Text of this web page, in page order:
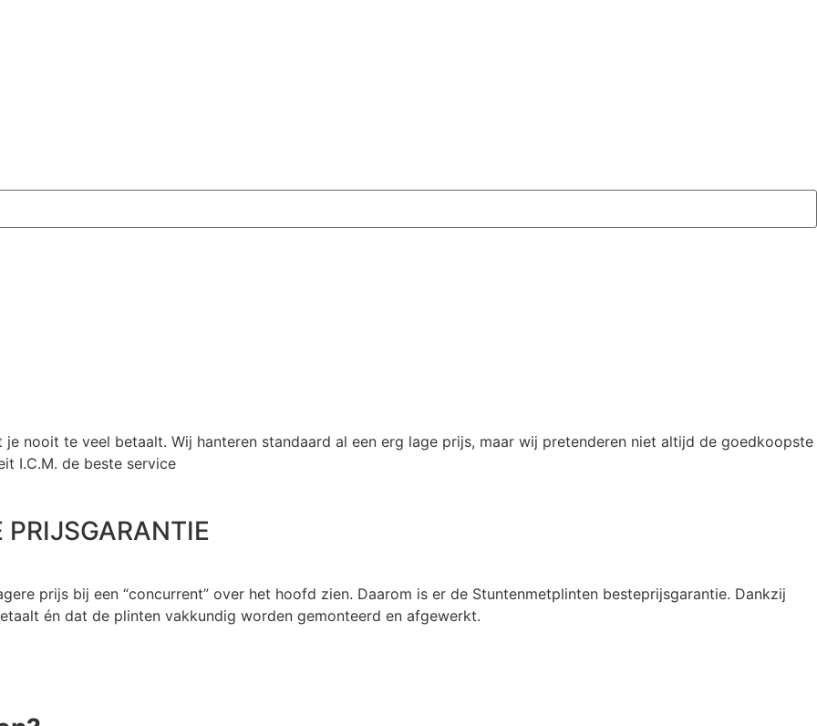
nooit te veel betaalt. Wij hanteren standaard al een erg lage prijs, maar wij pretenderen niet altijd de goedkoopste
I.C.M. de beste service
prijs bij een “concurrent” over het hoofd zien. Daarom is er de Stuntenmetplinten besteprijsgarantie. Dankzij
én dat de plinten vakkundig worden gemonteerd en afgewerkt.